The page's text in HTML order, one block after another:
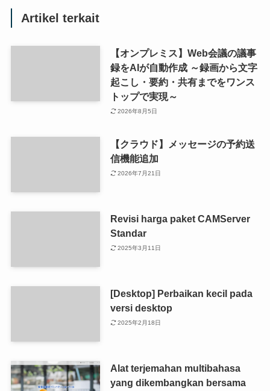
Artikel terkait
【オンプレミス】Web会議の議事
録をAIが自動作成 ～録画から文字
起こし・要約・共有までをワンス
トップで実現～
2026年8月5日
【クラウド】メッセージの予約送
信機能追加
2026年7月21日
Revisi harga paket CAMServer
Standar
2025年3月11日
[Desktop] Perbaikan kecil pada
versi desktop
2025年2月18日
Alat terjemahan multibahasa
yang dikembangkan bersama